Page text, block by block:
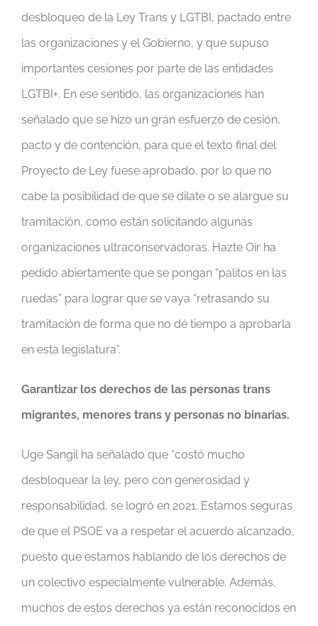
desbloqueo de la Ley Trans y LGTBI, pactado entre
las organizaciones y el Gobierno, y que supuso
importantes cesiones por parte de las entidades
LGTBI+. En ese sentido, las organizaciones han
señalado que se hizo un gran esfuerzo de cesión,
pacto y de contención, para que el texto final del
Proyecto de Ley fuese aprobado, por lo que no
cabe la posibilidad de que se dilate o se alargue su
tramitación, como están solicitando algunas
organizaciones ultraconservadoras. Hazte Oír ha
pedido abiertamente que se pongan “palitos en las
ruedas” para lograr que se vaya “retrasando su
tramitación de forma que no dé tiempo a aprobarla
en esta legislatura”.
Garantizar los derechos de las personas trans
migrantes, menores trans y personas no binarias.
Uge Sangil ha señalado que “costó mucho
desbloquear la ley, pero con generosidad y
responsabilidad, se logró en 2021. Estamos seguras
de que el PSOE va a respetar el acuerdo alcanzado,
puesto que estamos hablando de los derechos de
un colectivo especialmente vulnerable. Además,
muchos de estos derechos ya están reconocidos en